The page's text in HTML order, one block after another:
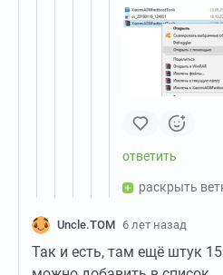
раскрыть
Uncle.TOM 6 лет назад
Так и есть, там ещё штук